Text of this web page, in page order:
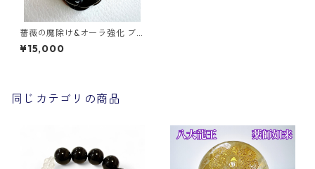
薔薇の魔除け&オーラ強化 ブ
レスレット
¥15,000
同じカテゴリの商品